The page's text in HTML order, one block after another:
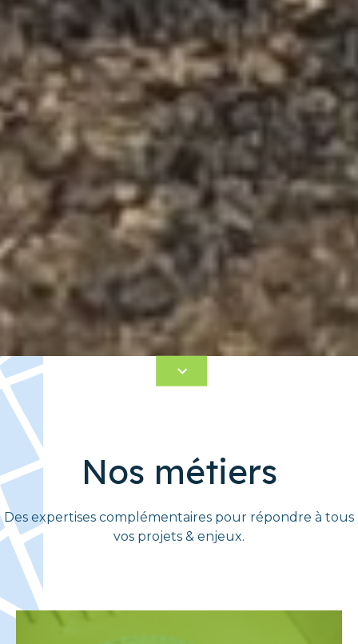
Nos métiers
Des expertises complémentaires pour répondre à tous
vos projets & enjeux.